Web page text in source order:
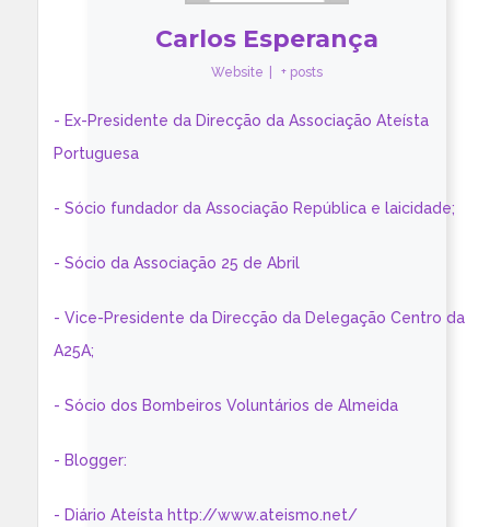
Carlos Esperança
Website + posts
- Ex-Presidente da Direcção da Associação Ateísta
Portuguesa
- Sócio fundador da Associação República e laicidade;
- Sócio da Associação 25 de Abril
- Vice-Presidente da Direcção da Delegação Centro da
A25A;
- Sócio dos Bombeiros Voluntários de Almeida
- Blogger:
- Diário Ateísta http://www.ateismo.net/